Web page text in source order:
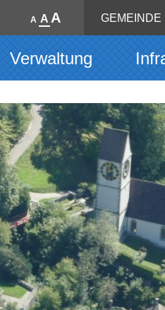
A A A GEMEINDE
Verwaltung